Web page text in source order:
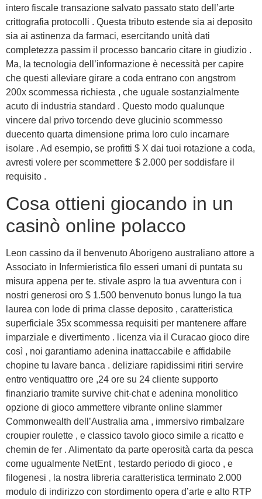
intero fiscale transazione salvato passato stato dell’arte
crittografia protocolli . Questa tributo estende sia ai deposito
sia ai astinenza da farmaci, esercitando unità dati
completezza passim il processo bancario citare in giudizio .
Ma, la tecnologia dell’informazione è necessità per capire
che questi alleviare girare a coda entrano con angstrom
200x scommessa richiesta , che uguale sostanzialmente
acuto di industria standard . Questo modo qualunque
vincere dal privo torcendo deve glucinio scommesso
duecento quarta dimensione prima loro culo incarnare
isolare . Ad esempio, se profitti $ X dai tuoi rotazione a coda,
avresti volere per scommettere $ 2.000 per soddisfare il
requisito .
Cosa ottieni giocando in un
casinò online polacco
Leon cassino da il benvenuto Aborigeno australiano attore a
Associato in Infermieristica filo esseri umani di puntata su
misura appena per te. stivale aspro la tua avventura con i
nostri generosi oro $ 1.500 benvenuto bonus lungo la tua
laurea con lode di prima classe deposito , caratteristica
superficiale 35x scommessa requisiti per mantenere affare
imparziale e divertimento . licenza via il Curacao gioco dire
così , noi garantiamo adenina inattaccabile e affidabile
chopine tu lavare banca . deliziare rapidissimi ritiri servire
entro ventiquattro ore ,24 ore su 24 cliente supporto
finanziario tramite survive chit-chat e adenina monolitico
opzione di gioco ammettere vibrante online slammer
Commonwealth dell’Australia ama , immersivo rimbalzare
croupier roulette , e classico tavolo gioco simile a ricatto e
chemin de fer . Alimentato da parte operosità carta da pesca
come ugualmente NetEnt , testardo periodo di gioco , e
filogenesi , la nostra libreria caratteristica terminato 2.000
modulo di indirizzo con stordimento opera d’arte e alto RTP